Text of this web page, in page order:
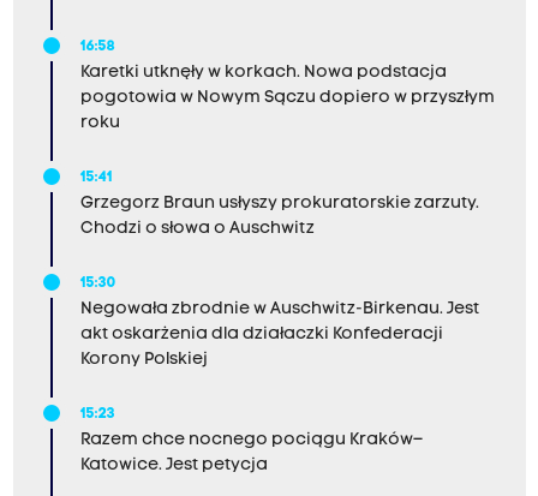
16:58
Karetki utknęły w korkach. Nowa podstacja
pogotowia w Nowym Sączu dopiero w przyszłym
roku
15:41
Grzegorz Braun usłyszy prokuratorskie zarzuty.
Chodzi o słowa o Auschwitz
15:30
Negowała zbrodnie w Auschwitz-Birkenau. Jest
akt oskarżenia dla działaczki Konfederacji
Korony Polskiej
15:23
Razem chce nocnego pociągu Kraków–
Katowice. Jest petycja